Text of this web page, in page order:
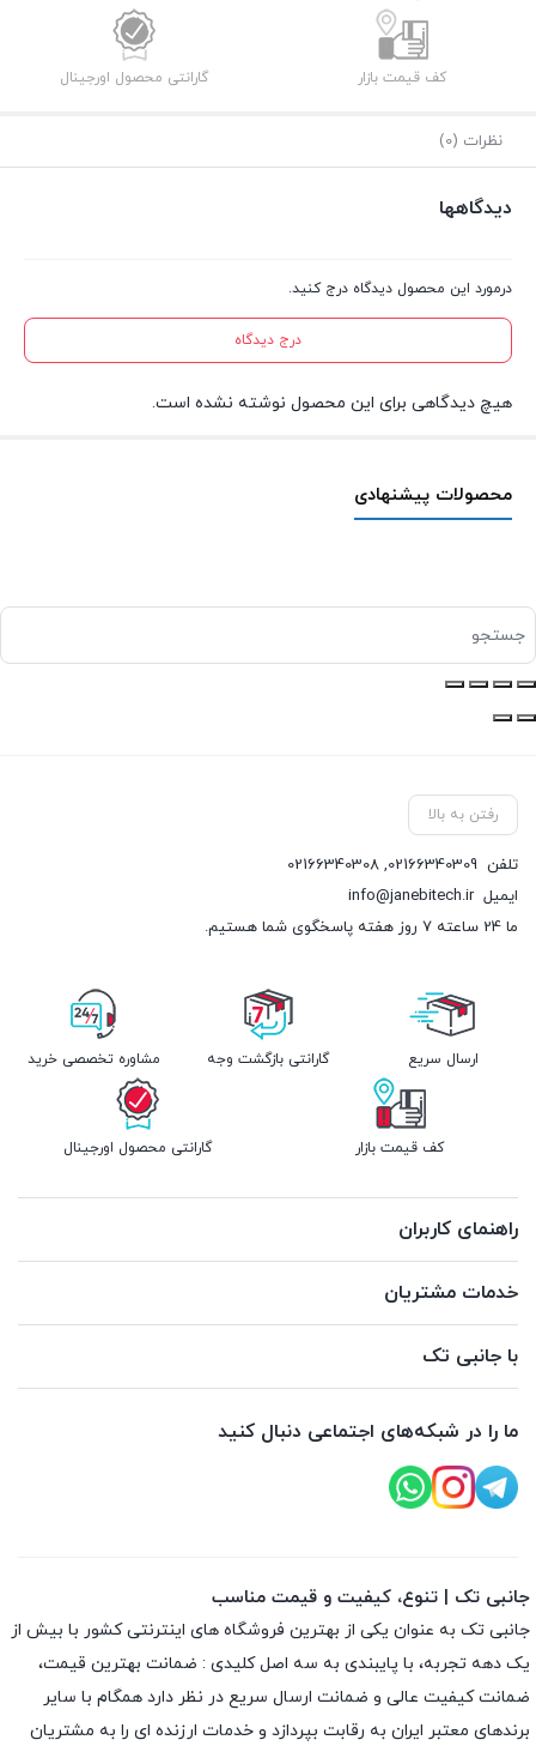
کف قیمت بازار گارانتی محصول اورجینال
نظرات (0)
دیدگاهها
درمورد این محصول دیدگاه درج کنید.
درج دیدگاه
هیچ دیدگاهی برای این محصول نوشته نشده است.
محصولات پیشنهادی
رفتن به بالا
تلفن 02166340309
,
02166340308
ایمیلinfo@janebitech.ir
ما 24 ساعته 7 روز هفته پاسخگوی شما هستیم.
ارسال سریع گارانتی بازگشت وجه مشاوره تخصصی خرید
کف قیمت بازار گارانتی محصول اورجینال
راهنمای کاربران
خدمات مشتریان
با جانبی تک
ما را در شبکه‌های اجتماعی دنبال کنید
جانبی تک | تنوع، کیفیت و قیمت مناسب
جانبی تک به عنوان یکی از بهترین فروشگاه های اینترنتی کشور با بیش از
یک دهه تجربه، با پایبندی به سه اصل کلیدی : ضمانت بهترین قیمت،
ضمانت کیفیت عالی و ضمانت ارسال سریع در نظر دارد همگام با سایر
برندهای معتبر ایران به رقابت بپردازد و خدمات ارزنده ای را به مشتریان